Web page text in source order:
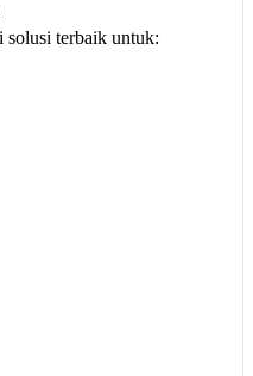
solusi terbaik untuk: